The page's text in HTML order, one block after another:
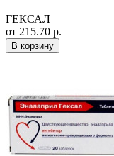
ГЕКСАЛ
от 215.70 р.
В корзину